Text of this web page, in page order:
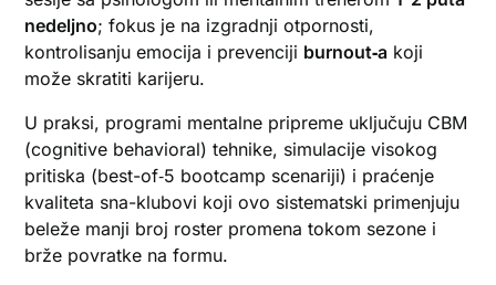
nedeljno; fokus je na izgradnji otpornosti,
kontrolisanju emocija i prevenciji burnout‑a koji
može skratiti karijeru.
U praksi, programi mentalne pripreme uključuju CBM
(cognitive behavioral) tehnike, simulacije visokog
pritiska (best-of‑5 bootcamp scenariji) i praćenje
kvaliteta sna-klubovi koji ovo sistematski primenjuju
beleže manji broj roster promena tokom sezone i
brže povratke na formu.